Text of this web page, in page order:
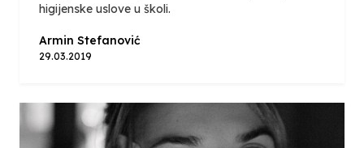
higijenske uslove u školi.
Armin Stefanović
29.03.2019